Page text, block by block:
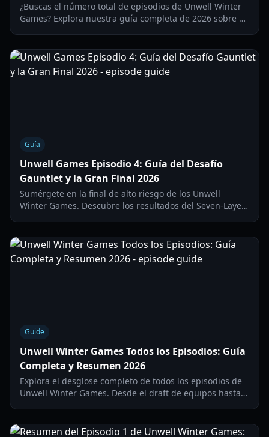
¿Buscas el número total de episodios de Unwell Winter
Games? Explora nuestra guía completa de 2026 sobre el
Guía
Unwell Games Episodio 4: Guía del Desafío
Gauntlet y la Gran Final 2026
Sumérgete en la final de alto riesgo de los Unwell
Winter Games. Descubre los resultados del Seven-Layer
Guide
Unwell Winter Games Todos los Episodios: Guía
Completa y Resumen 2026
Explora el desglose completo de todos los episodios de
Unwell Winter Games. Desde el draft de equipos hasta